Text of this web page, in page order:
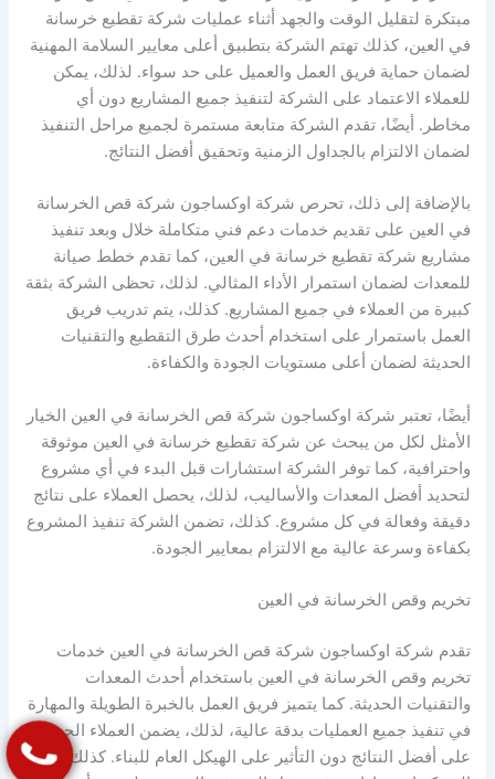
مبتكرة لتقليل الوقت والجهد أثناء عمليات شركة تقطيع خرسانة
في العين، كذلك تهتم الشركة بتطبيق أعلى معايير السلامة المهنية
لضمان حماية فريق العمل والعميل على حد سواء. لذلك، يمكن
للعملاء الاعتماد على الشركة لتنفيذ جميع المشاريع دون أي
مخاطر. أيضًا، تقدم الشركة متابعة مستمرة لجميع مراحل التنفيذ
لضمان الالتزام بالجداول الزمنية وتحقيق أفضل النتائج.
بالإضافة إلى ذلك، تحرص شركة اوكساجون شركة قص الخرسانة
في العين على تقديم خدمات دعم فني متكاملة خلال وبعد تنفيذ
مشاريع شركة تقطيع خرسانة في العين، كما تقدم خطط صيانة
للمعدات لضمان استمرار الأداء المثالي. لذلك، تحظى الشركة بثقة
كبيرة من العملاء في جميع المشاريع. كذلك، يتم تدريب فريق
العمل باستمرار على استخدام أحدث طرق التقطيع والتقنيات
الحديثة لضمان أعلى مستويات الجودة والكفاءة.
أيضًا، تعتبر شركة اوكساجون شركة قص الخرسانة في العين الخيار
الأمثل لكل من يبحث عن شركة تقطيع خرسانة في العين موثوقة
واحترافية، كما توفر الشركة استشارات قبل البدء في أي مشروع
لتحديد أفضل المعدات والأساليب، لذلك، يحصل العملاء على نتائج
دقيقة وفعالة في كل مشروع. كذلك، تضمن الشركة تنفيذ المشروع
بكفاءة وسرعة عالية مع الالتزام بمعايير الجودة.
تخريم وقص الخرسانة في العين
تقدم شركة اوكساجون شركة قص الخرسانة في العين خدمات
تخريم وقص الخرسانة في العين باستخدام أحدث المعدات
والتقنيات الحديثة. كما يتميز فريق العمل بالخبرة الطويلة والمهارة
في تنفيذ جميع العمليات بدقة عالية، لذلك، يضمن العملاء الحصول
على أفضل النتائج دون التأثير على الهيكل العام للبناء. كذلك، تقدم